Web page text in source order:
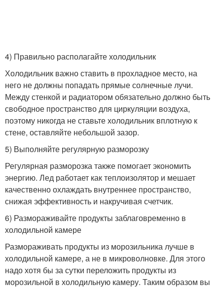
4) Правильно располагайте холодильник
Холодильник важно ставить в прохладное место, на
него не должны попадать прямые солнечные лучи.
Между стенкой и радиатором обязательно должно быть
свободное пространство для циркуляции воздуха,
поэтому никогда не ставьте холодильник вплотную к
стене, оставляйте небольшой зазор.
5) Выполняйте регулярную разморозку
Регулярная разморозка также помогает экономить
энергию. Лед работает как теплоизолятор и мешает
качественно охлаждать внутреннее пространство,
снижая эффективность и накручивая счетчик.
6) Размораживайте продукты заблаговременно в
холодильной камере
Размораживать продукты из морозильника лучше в
холодильной камере, а не в микроволновке. Для этого
надо хотя бы за сутки переложить продукты из
морозильной в холодильную камеру. Таким образом вы